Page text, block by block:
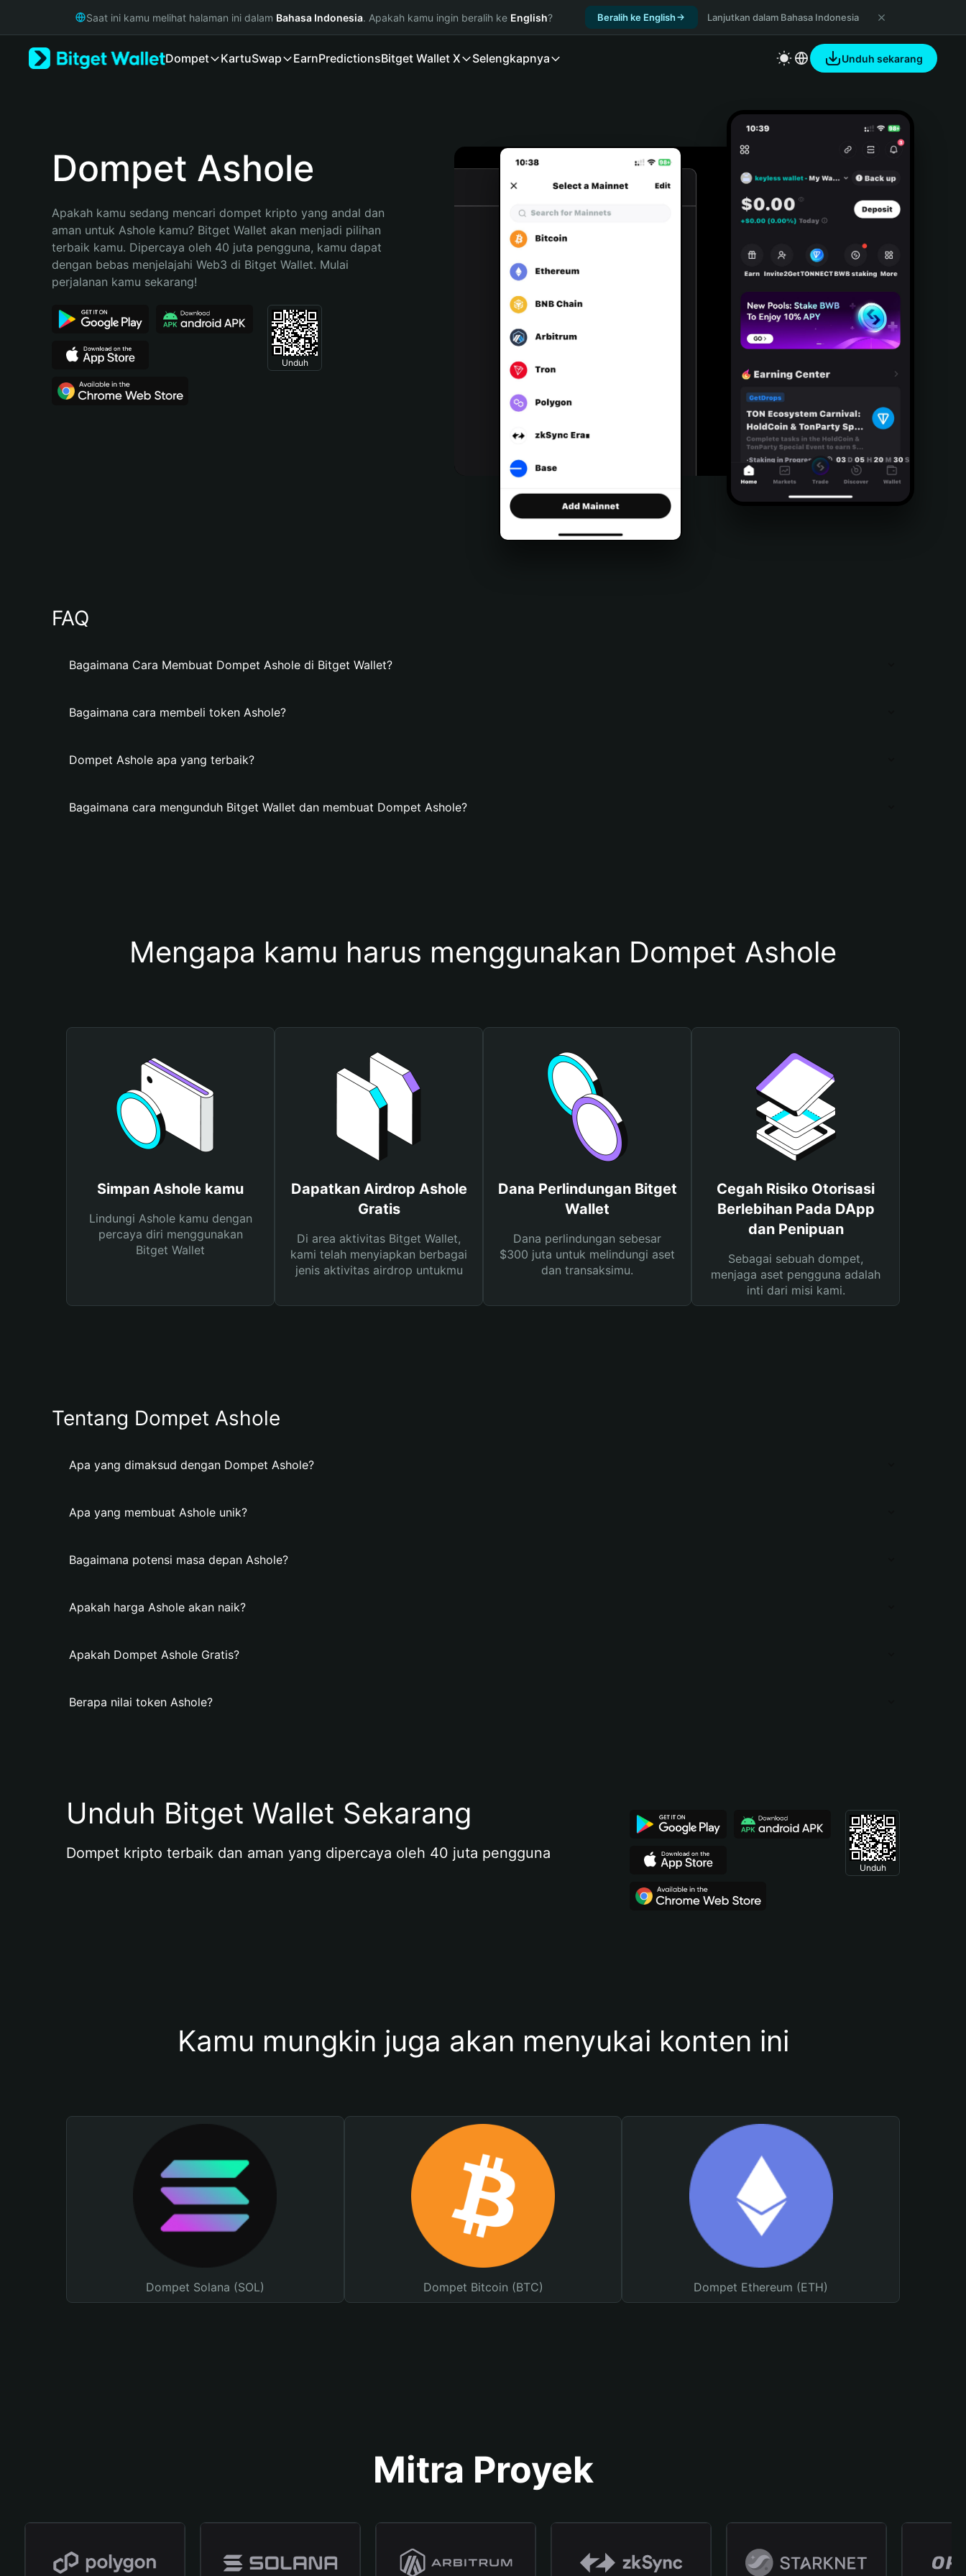
Русский
Bahasa Indonesia
Español (Argentina)
Saat ini kamu melihat halaman ini dalam Bahasa Indonesia. Apakah kamu ingin beralih ke English? Beralih ke English Lanjutkan dalam Bahasa Indonesia
Dompet KartuSwap EarnPredictionsBitget Wallet X Selengkapnya Unduh sekarang
Dompet Ashole
Apakah kamu sedang mencari dompet kripto yang andal dan
aman untuk Ashole kamu? Bitget Wallet akan menjadi pilihan
terbaik kamu. Dipercaya oleh 40 juta pengguna, kamu dapat
dengan bebas menjelajahi Web3 di Bitget Wallet. Mulai
perjalanan kamu sekarang!
Unduh
FAQ
Bagaimana Cara Membuat Dompet Ashole di Bitget Wallet?
Bagaimana cara membeli token Ashole?
Dompet Ashole apa yang terbaik?
Bagaimana cara mengunduh Bitget Wallet dan membuat Dompet Ashole?
Mengapa kamu harus menggunakan Dompet Ashole
Simpan Ashole kamu
Lindungi Ashole kamu dengan
percaya diri menggunakan
Bitget Wallet
Dapatkan Airdrop Ashole
Gratis
Di area aktivitas Bitget Wallet,
kami telah menyiapkan berbagai
jenis aktivitas airdrop untukmu
Dana Perlindungan Bitget
Wallet
Dana perlindungan sebesar
$300 juta untuk melindungi aset
dan transaksimu.
Cegah Risiko Otorisasi
Berlebihan Pada DApp
dan Penipuan
Sebagai sebuah dompet,
menjaga aset pengguna adalah
inti dari misi kami.
Tentang Dompet Ashole
Apa yang dimaksud dengan Dompet Ashole?
Apa yang membuat Ashole unik?
Bagaimana potensi masa depan Ashole?
Apakah harga Ashole akan naik?
Apakah Dompet Ashole Gratis?
Berapa nilai token Ashole?
Unduh Bitget Wallet Sekarang
Dompet kripto terbaik dan aman yang dipercaya oleh 40 juta pengguna
Unduh
Kamu mungkin juga akan menyukai konten ini
Dompet Solana (SOL) Dompet Bitcoin (BTC) Dompet Ethereum (ETH)
Mitra Proyek